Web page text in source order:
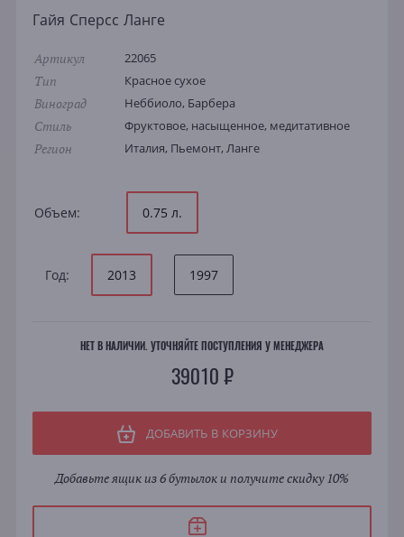
Гайя Сперсс Ланге
Артикул 22065
Тип Красное сухое
Виноград Неббиоло, Барбера
Стиль Фруктовое, насыщенное, медитативное
Регион Италия, Пьемонт, Ланге
Объем: 0.75 л.
Год: 2013 1997
НЕТ В НАЛИЧИИ. УТОЧНЯЙТЕ ПОСТУПЛЕНИЯ У МЕНЕДЖЕРА
39010 ₽
ДОБАВИТЬ В КОРЗИНУ
Добавьте ящик из 6 бутылок и получите скидку 10%